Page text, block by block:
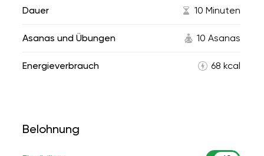
Dauer 10 Minuten
Asanas und Übungen 10 Asanas
Energieverbrauch 68 kcal
Belohnung